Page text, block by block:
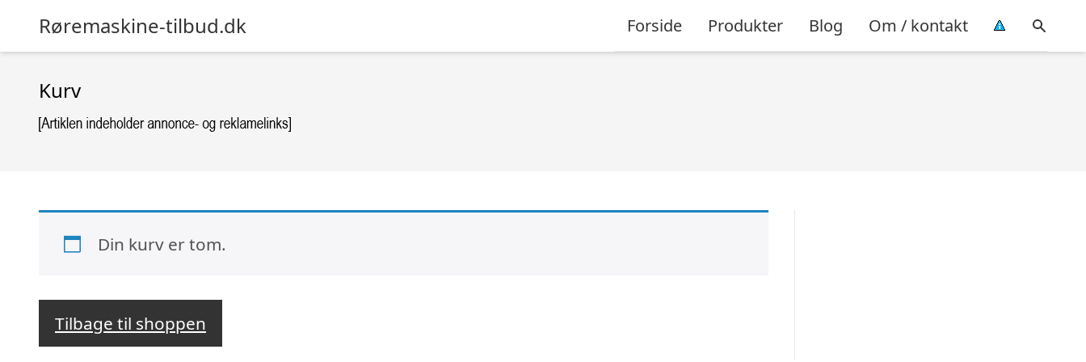
Røremaskine-tilbud.dk Forside Produkter Blog Om / kontakt
Kurv
Din kurv er tom.
Tilbage til shoppen